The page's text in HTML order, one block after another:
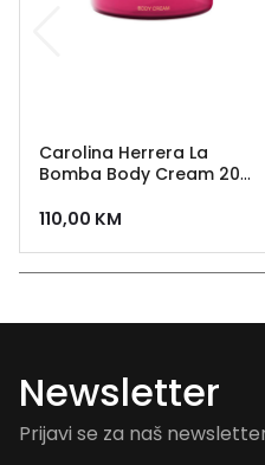
Carolina Herrera La
Bomba Body Cream 200
110,00 KM
Newsletter
Prijavi se za naš